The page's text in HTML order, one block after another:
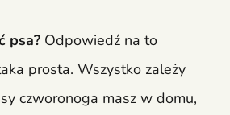
psa? Odpowiedź na to
prosta. Wszystko zależy
czworonoga masz w domu,